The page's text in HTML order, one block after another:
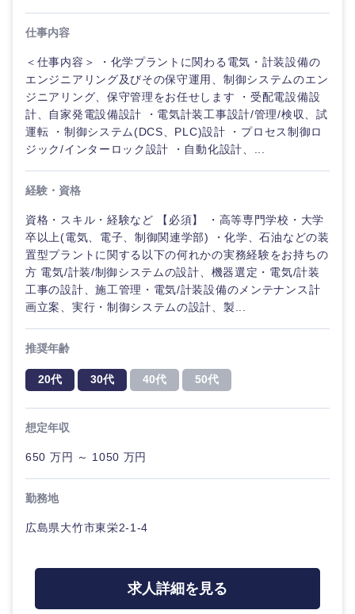
Webサー
ビス・制
ム
技
術
（モ
ノ
づ
く
り）
金融専門
職
メディカ
ル
不動産専
事務職
その他
メディカル
建設・施工管理
事務職
その他
WEBサービス
コンサル・シンクタンク
広告・宣伝・印刷
マスメディア
エンターテイメント
法律・特許事務所・監査法人
人材・アウトソーシング
その他
関東地方
茨城県 栃木県
千葉県 東京都
神奈川県
仕事内容
＜仕事内容＞ ・化学プラントに関わる電気・計装設備の
エンジニアリング及びその保守運用、制御システムのエン
ジニアリング、保守管理をお任せします ・受配電設備設
計、自家発電設備設計 ・電気計装工事設計/管理/検収、試
運転 ・制御システム(DCS、PLC)設計 ・プロセス制御ロ
ジック/インターロック設計 ・自動化設計、...
経験・資格
資格・スキル・経験など 【必須】 ・高等専門学校・大学
卒以上(電気、電子、制御関連学部) ・化学、石油などの装
置型プラントに関する以下の何れかの実務経験をお持ちの
方 電気/計装/制御システムの設計、機器選定・電気/計装
工事の設計、施工管理・電気/計装設備のメンテナンス計
画立案、実行・制御システムの設計、製...
推奨年齢
20代 30代 40代 50代
想定年収
650 万円 ～ 1050 万円
勤務地
広島県大竹市東栄2-1-4
求人詳細を見る